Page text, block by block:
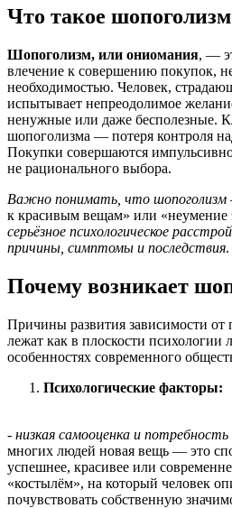
Что такое
Шопоголизм, или ониомания, —
влечение к совершению покупок,
необходимостью. Человек,
испытывает непреодолимое
ненужные или даже бесполезные.
шопоголизма — потеря контроля
Покупки совершаются
не рационального выбора.
Важно понимать, что шопоголизм
к красивым вещам» или «неумение
серьёзное психологическое
причины, симптомы и последствия.
Почему возникает
Причины развития зависимости
лежат как в плоскости психологии
особенностях современного
Психологические факторы:
- низкая самооценка и
многих людей новая вещь — это
успешнее, красивее или
«костылём», на который человек
почувствовать собственную